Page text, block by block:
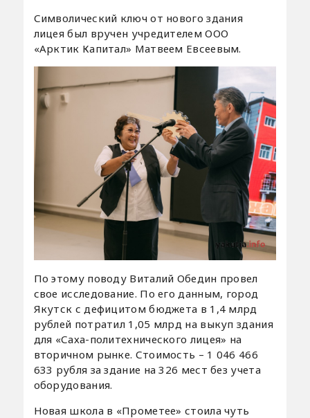
Символический ключ от нового здания
лицея был вручен учредителем ООО
«Арктик Капитал» Матвеем Евсеевым.
По этому поводу Виталий Обедин провел
свое исследование. По его данным, город
Якутск с дефицитом бюджета в 1,4 млрд
рублей потратил 1,05 млрд на выкуп здания
для «Саха-политехнического лицея» на
вторичном рынке. Стоимость – 1 046 466
633 рубля за здание на 326 мест без учета
оборудования.
Новая школа в «Прометее» стоила чуть